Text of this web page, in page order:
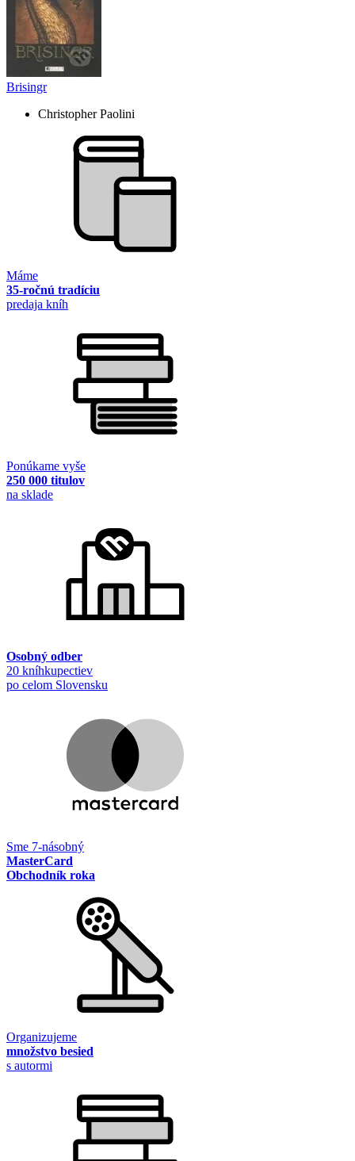
Brisingr
Christopher Paolini
Máme
35-ročnú tradíciu
predaja kníh
Ponúkame vyše
250 000 titulov
na sklade
Osobný odber
20 kníhkupectiev
po celom Slovensku
Sme 7-násobný
MasterCard
Obchodník roka
Organizujeme
množstvo besied
s autormi